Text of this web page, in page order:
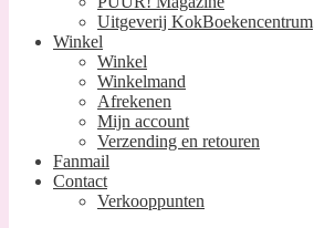
Uitgeverij KokBoekencentrum
Winkel
Winkel
Winkelmand
Afrekenen
Mijn account
Verzending en retouren
Fanmail
Contact
Verkooppunten